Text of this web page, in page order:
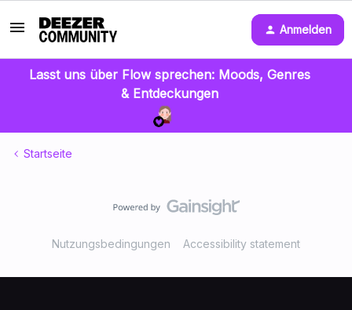
Anmelden
Lasst uns über Flow sprechen: Moods, Genres
& Entdeckungen
Startseite
Nutzungsbedingungen Accessibility statement